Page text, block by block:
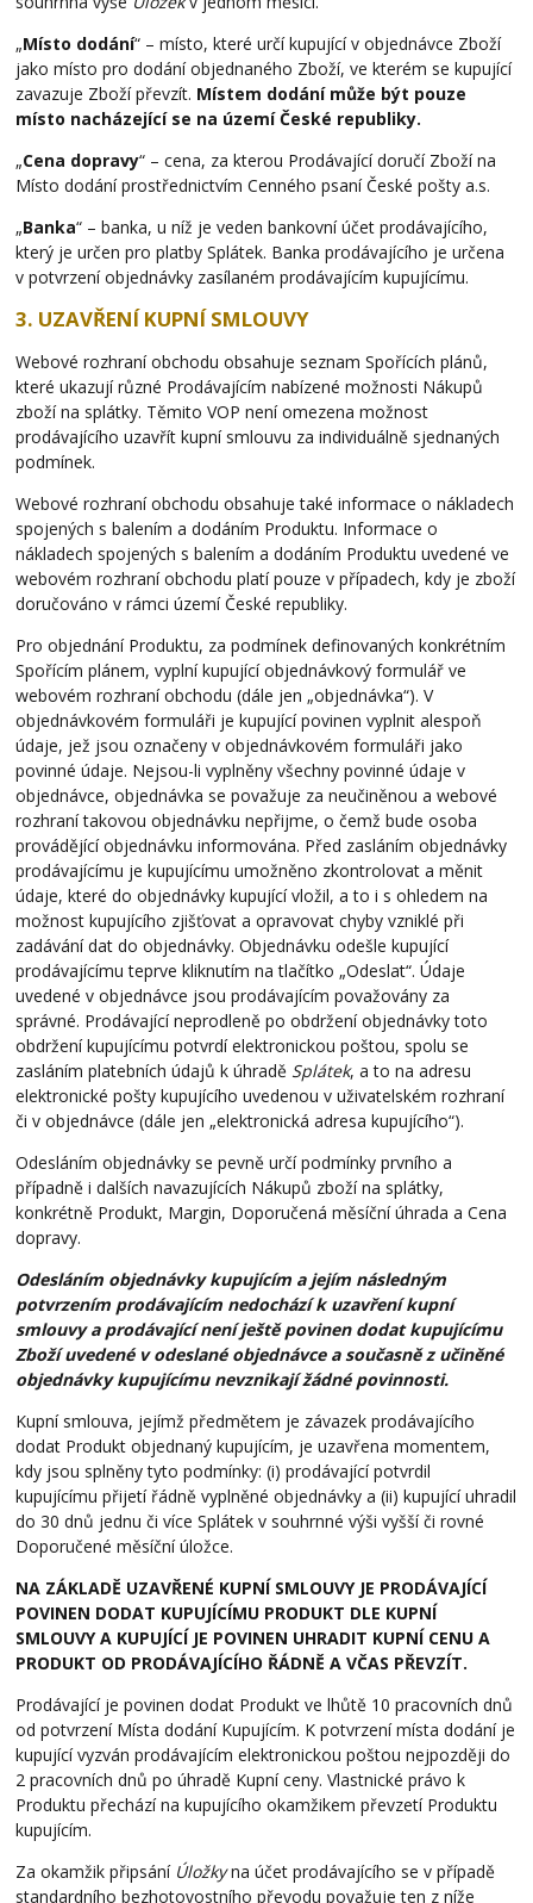
„Místo dodání“ – místo, které určí kupující v objednávce Zboží
jako místo pro dodání objednaného Zboží, ve kterém se kupující
zavazuje Zboží převzít. Místem dodání může být pouze
místo nacházející se na území České republiky.
„Cena dopravy“ – cena, za kterou Prodávající doručí Zboží na
Místo dodání prostřednictvím Cenného psaní České pošty a.s.
„Banka“ – banka, u níž je veden bankovní účet prodávajícího,
který je určen pro platby Splátek. Banka prodávajícího je určena
v potvrzení objednávky zasílaném prodávajícím kupujícímu.
3. UZAVŘENÍ KUPNÍ SMLOUVY
Webové rozhraní obchodu obsahuje seznam Spořících plánů,
které ukazují různé Prodávajícím nabízené možnosti Nákupů
zboží na splátky. Těmito VOP není omezena možnost
prodávajícího uzavřít kupní smlouvu za individuálně sjednaných
podmínek.
Webové rozhraní obchodu obsahuje také informace o nákladech
spojených s balením a dodáním Produktu. Informace o
nákladech spojených s balením a dodáním Produktu uvedené ve
webovém rozhraní obchodu platí pouze v případech, kdy je zboží
doručováno v rámci území České republiky.
Pro objednání Produktu, za podmínek definovaných konkrétním
Spořícím plánem, vyplní kupující objednávkový formulář ve
webovém rozhraní obchodu (dále jen „objednávka“). V
objednávkovém formuláři je kupující povinen vyplnit alespoň
údaje, jež jsou označeny v objednávkovém formuláři jako
povinné údaje. Nejsou-li vyplněny všechny povinné údaje v
objednávce, objednávka se považuje za neučiněnou a webové
rozhraní takovou objednávku nepřijme, o čemž bude osoba
provádějící objednávku informována. Před zasláním objednávky
prodávajícímu je kupujícímu umožněno zkontrolovat a měnit
údaje, které do objednávky kupující vložil, a to i s ohledem na
možnost kupujícího zjišťovat a opravovat chyby vzniklé při
zadávání dat do objednávky. Objednávku odešle kupující
prodávajícímu teprve kliknutím na tlačítko „Odeslat“. Údaje
uvedené v objednávce jsou prodávajícím považovány za
správné. Prodávající neprodleně po obdržení objednávky toto
obdržení kupujícímu potvrdí elektronickou poštou, spolu se
zasláním platebních údajů k úhradě Splátek, a to na adresu
elektronické pošty kupujícího uvedenou v uživatelském rozhraní
či v objednávce (dále jen „elektronická adresa kupujícího“).
Odesláním objednávky se pevně určí podmínky prvního a
případně i dalších navazujících Nákupů zboží na splátky,
konkrétně Produkt, Margin, Doporučená měsíční úhrada a Cena
dopravy.
Odesláním objednávky kupujícím a jejím následným
potvrzením prodávajícím nedochází k uzavření kupní
smlouvy a prodávající není ještě povinen dodat kupujícímu
Zboží uvedené v odeslané objednávce a současně z učiněné
objednávky kupujícímu nevznikají žádné povinnosti.
Kupní smlouva, jejímž předmětem je závazek prodávajícího
dodat Produkt objednaný kupujícím, je uzavřena momentem,
kdy jsou splněny tyto podmínky: (i) prodávající potvrdil
kupujícímu přijetí řádně vyplněné objednávky a (ii) kupující uhradil
do 30 dnů jednu či více Splátek v souhrnné výši vyšší či rovné
Doporučené měsíční úložce.
NA ZÁKLADĚ UZAVŘENÉ KUPNÍ SMLOUVY JE PRODÁVAJÍCÍ
POVINEN DODAT KUPUJÍCÍMU PRODUKT DLE KUPNÍ
SMLOUVY A KUPUJÍCÍ JE POVINEN UHRADIT KUPNÍ CENU A
PRODUKT OD PRODÁVAJÍCÍHO ŘÁDNĚ A VČAS PŘEVZÍT.
Prodávající je povinen dodat Produkt ve lhůtě 10 pracovních dnů
od potvrzení Místa dodání Kupujícím. K potvrzení místa dodání je
kupující vyzván prodávajícím elektronickou poštou nejpozději do
2 pracovních dnů po úhradě Kupní ceny. Vlastnické právo k
Produktu přechází na kupujícího okamžikem převzetí Produktu
kupujícím.
Za okamžik připsání Úložkyna účet prodávajícího se v případě
standardního bezhotovostního převodu považuje ten z níže